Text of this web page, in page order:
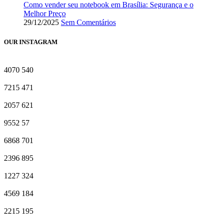
Como vender seu notebook em Brasília: Segurança e o
Melhor Preço
29/12/2025 Sem Comentários
OUR INSTAGRAM
4070 540
7215 471
2057 621
9552 57
6868 701
2396 895
1227 324
4569 184
2215 195